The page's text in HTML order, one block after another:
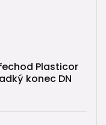
Plasticor
konec DN